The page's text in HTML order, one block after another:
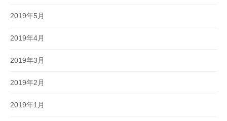
2019年5月
2019年4月
2019年3月
2019年2月
2019年1月